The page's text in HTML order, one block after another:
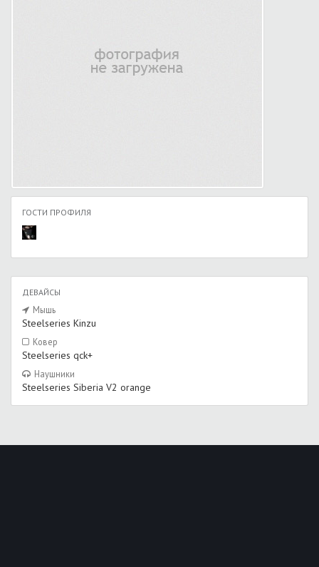
ГОСТИ ПРОФИЛЯ
ДЕВАЙСЫ
Мышь
Steelseries Kinzu
Ковер
Steelseries qck+
Наушники
Steelseries Siberia V2 orange